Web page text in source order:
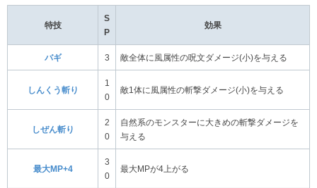
特技
S
P
効果
バギ 3 敵全体に風属性の呪文ダメージ(小)を与える
しんくう斬り
1
0
敵1体に風属性の斬撃ダメージ(小)を与える
しぜん斬り
2
0
自然系のモンスターに大きめの斬撃ダメージを
与える
最大MP+4
3
0
最大MPが4上がる